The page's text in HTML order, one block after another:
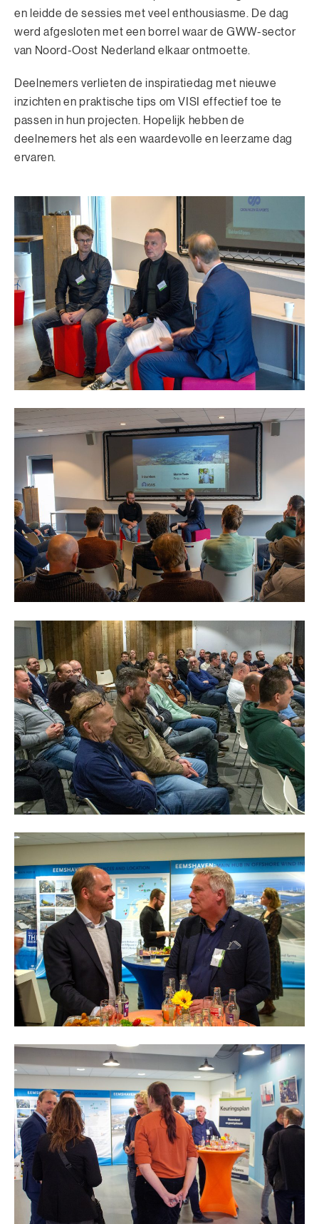
en leidde de sessies met veel enthousiasme. De dag
werd afgesloten met een borrel waar de GWW-sector
van Noord-Oost Nederland elkaar ontmoette.
Deelnemers verlieten de inspiratiedag met nieuwe
inzichten en praktische tips om VISI effectief toe te
passen in hun projecten. Hopelijk hebben de
deelnemers het als een waardevolle en leerzame dag
ervaren.